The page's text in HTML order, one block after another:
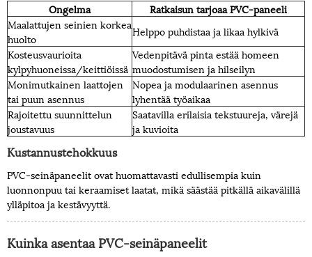
Ongelma
Ratkaisun tarjoaa PVC-paneeli
Maalattujen seinien korkea
huolto
Helppo puhdistaa ja likaa hylkivä
Kosteusvaurioita
kylpyhuoneissa/keittiöissä
Vedenpitävä pinta estää homeen
muodostumisen ja hilseilyn
Monimutkainen laattojen
tai puun asennus
Nopea ja modulaarinen asennus
lyhentää työaikaa
Rajoitettu suunnittelun
joustavuus
Saatavilla erilaisia ​​tekstuureja, värejä
ja kuvioita
Kustannustehokkuus
PVC-seinäpaneelit ovat huomattavasti edullisempia kuin
luonnonpuu tai keraamiset laatat, mikä säästää pitkällä aikavälillä
ylläpitoa ja kestävyyttä.
Kuinka asentaa PVC-seinäpaneelit